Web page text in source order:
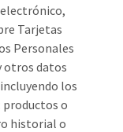
Tarjetas
Personales
otros datos
los
productos o
historial o